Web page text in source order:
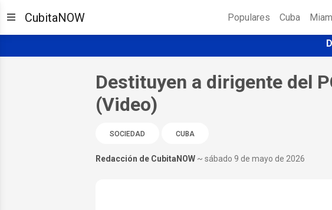
CubitaNOW Populares Cuba
Destituyen a dirigente del
(Video)
SOCIEDAD CUBA
Redacción de CubitaNOW ~ sábado 9 de mayo de 2026